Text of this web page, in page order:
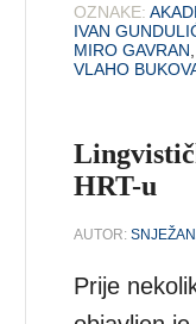
OZNAKE:
IVAN
MIRO GAVRAN
VLAHO
HRT-u
AUTOR:
Prije